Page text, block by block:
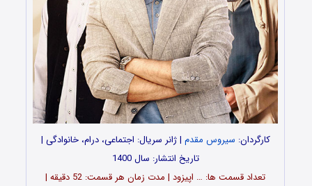
کارگردان: سیروس مقدم | ژانر سریال: اجتماعی، درام، خانوادگی |
تاریخ انتشار: سال 1400
تعداد قسمت ها: … اپیزود | مدت زمان هر قسمت: 52 دقیقه |